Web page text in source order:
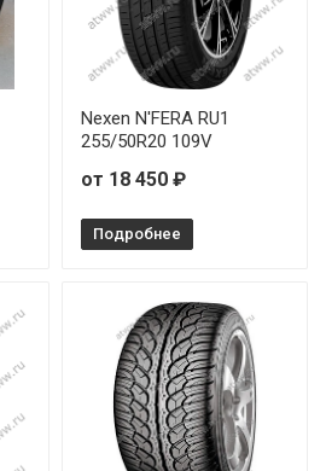
245/50R18 104W
40R18 99W
45R20 108W
275/30R20 97Y
30R21 98Y
Nexen N'FERA RU1
255/50R20 109V
от 18 450 ₽
Подробнее